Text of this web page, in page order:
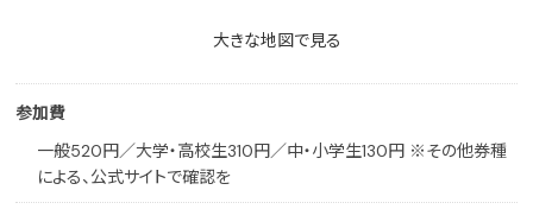
大きな地図で見る
参加費
一般520円／大学・高校生310円／中・小学生130円 ※その他券種
による、公式サイトで確認を